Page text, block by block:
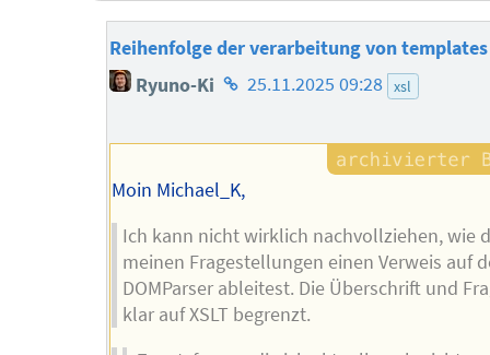
Reihenfolge der verarbeitung von templates
Ryuno-Ki Homepage
Autors
25.11.2025 09:28 xsl
Moin Michael_K,
Ich kann nicht wirklich nachvollziehen, wie
meinen Fragestellungen einen Verweis auf
DOMParser ableitest. Die Überschrift und
klar auf XSLT begrenzt.